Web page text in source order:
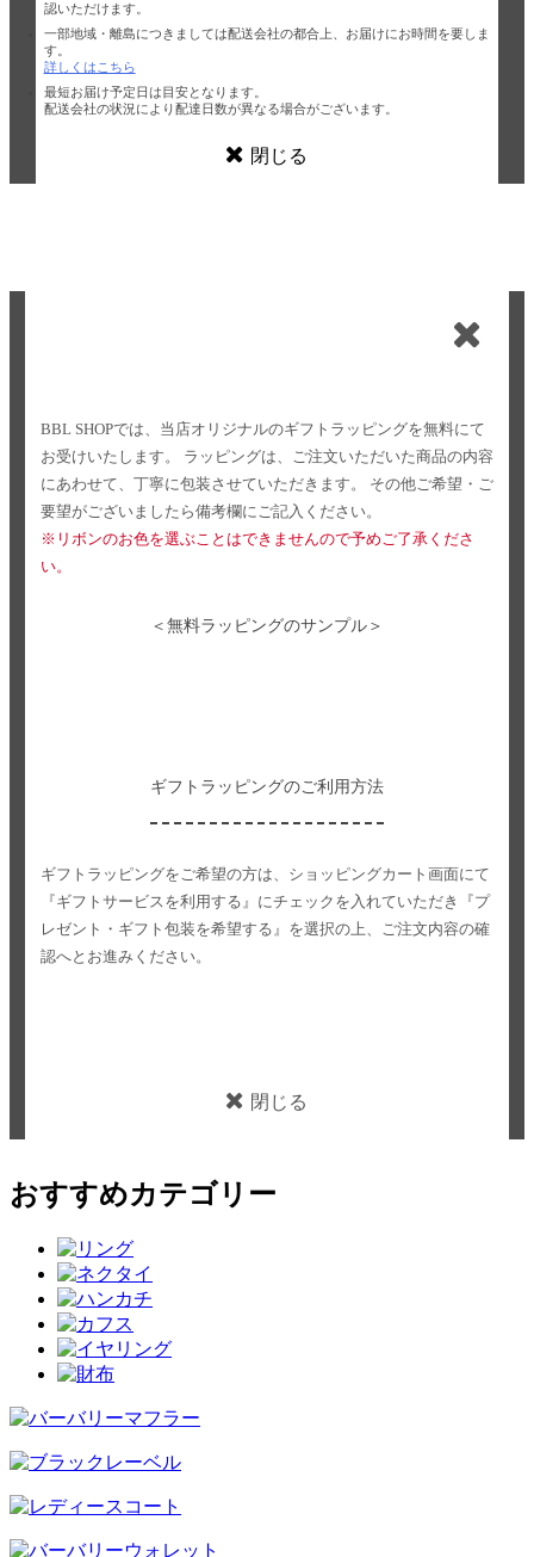
認いただけます。
一部地域・離島につきましては配送会社の都合上、お届けにお時間を要しま
す。
詳しくはこちら
最短お届け予定日は目安となります。
配送会社の状況により配達日数が異なる場合がございます。
閉じる
BBL SHOPでは、当店オリジナルのギフトラッピングを無料にて
お受けいたします。
ラッピングは、ご注文いただいた商品の内容
にあわせて、丁寧に包装させていただきます。
その他ご希望・ご
要望がございましたら備考欄にご記入ください。
※リボンのお色を選ぶことはできませんので予めご了承くださ
い。
＜無料ラッピングのサンプル＞
ギフトラッピングのご利用方法
ギフトラッピングをご希望の方は、ショッピングカート画面にて
『ギフトサービスを利用する』にチェックを入れていただき
『プ
レゼント・ギフト包装を希望する』を選択の上、ご注文内容の確
認へとお進みください。
閉じる
おすすめカテゴリー